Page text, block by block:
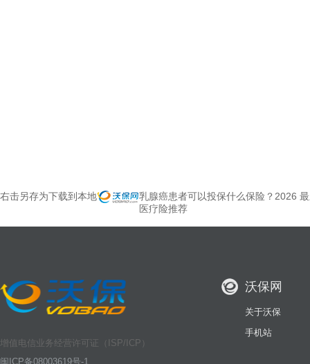
右击另存为下载到本地
乳腺癌患者可以投保什么保险？2026
医疗险推荐
增值电信业务经营许可证（ISP/ICP）
闽ICP备08003619号-1
沃保网
关于沃保
手机站